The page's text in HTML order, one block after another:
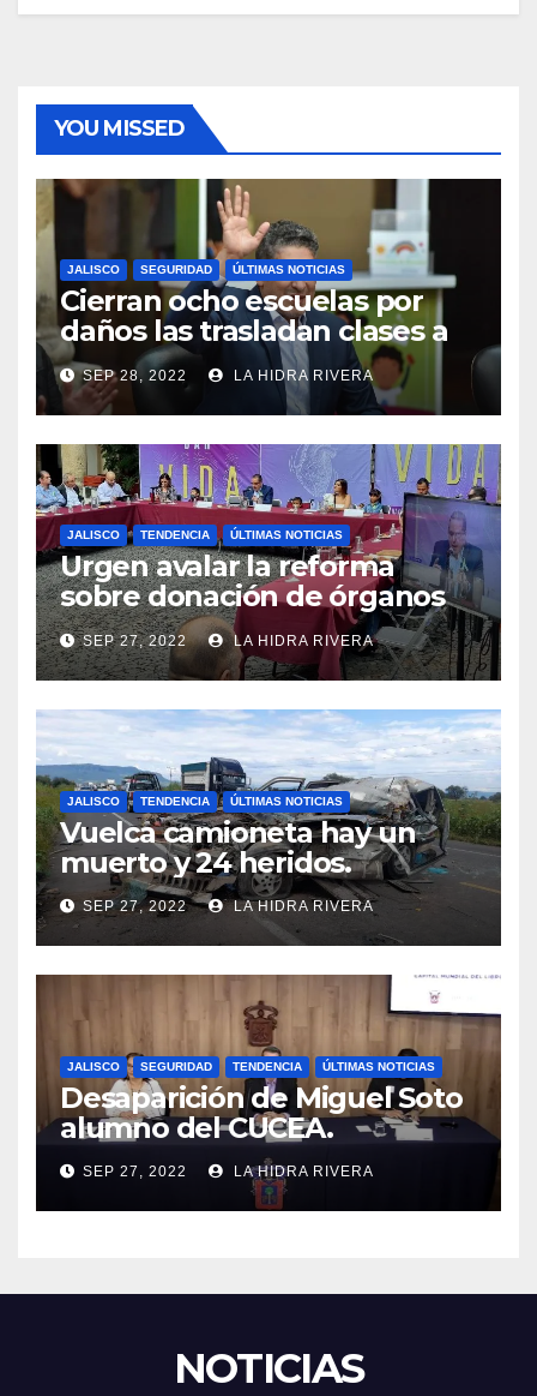
YOU MISSED
JALISCO SEGURIDAD ÚLTIMAS NOTICIAS
Cierran ocho escuelas por
daños las trasladan clases a
sedes alternas.
SEP 28, 2022 LA HIDRA RIVERA
JALISCO TENDENCIA ÚLTIMAS NOTICIAS
Urgen avalar la reforma
sobre donación de órganos
en Jalisco.
SEP 27, 2022 LA HIDRA RIVERA
JALISCO TENDENCIA ÚLTIMAS NOTICIAS
Vuelca camioneta hay un
muerto y 24 heridos.
SEP 27, 2022 LA HIDRA RIVERA
JALISCO SEGURIDAD TENDENCIA ÚLTIMAS NOTICIAS
Desaparición de Miguel Soto
alumno del CUCEA.
SEP 27, 2022 LA HIDRA RIVERA
NOTICIAS